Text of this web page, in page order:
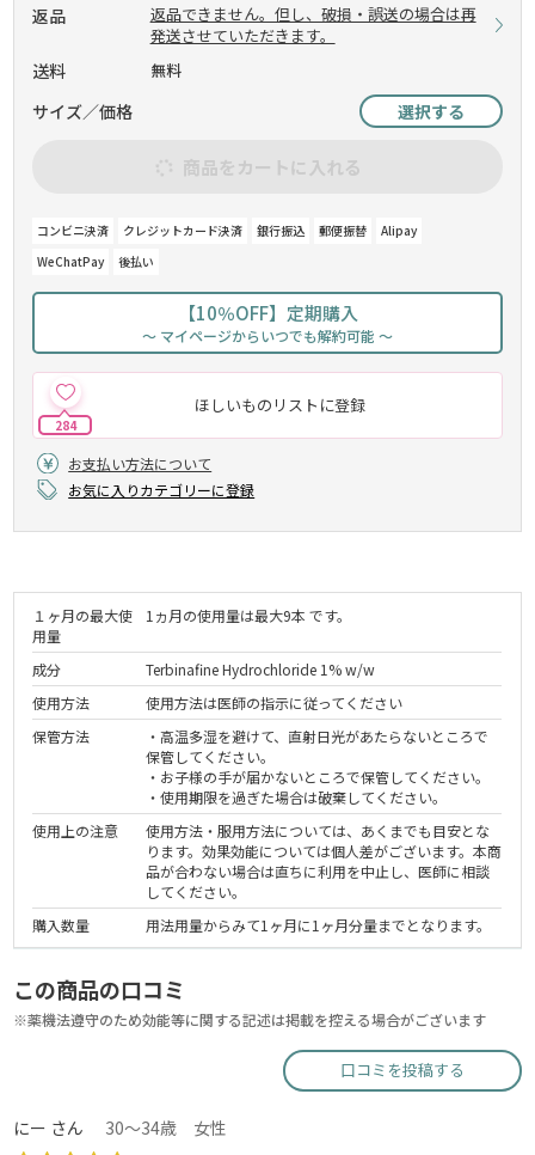
返品
返品できません。但し、破損・誤送の場合は再
発送させていただきます。
送料 無料
サイズ／価格 選択する
商品をカートに入れる
コンビニ決済 クレジットカード決済 銀行振込 郵便振替
Alipay
WeChatPay
後払い
【10％OFF】定期購入
～ マイページからいつでも解約可能 ～
ほしいものリストに登録
284
お支払い方法について
お気に入りカテゴリーに登録
１ヶ月の最大使
用量
1ヵ月の使用量は最大9本 です。
成分
Terbinafine Hydrochloride 1% w/w
使用方法
使用方法は医師の指示に従ってください
保管方法
・高温多湿を避けて、直射日光があたらないところで
保管してください。
・お子様の手が届かないところで保管してください。
・使用期限を過ぎた場合は破棄してください。
使用上の注意
使用方法・服用方法については、あくまでも目安とな
ります。効果効能については個人差がございます。本商
品が合わない場合は直ちに利用を中止し、医師に相談
してください。
購入数量
用法用量からみて1ヶ月に1ヶ月分量までとなります。
この商品の口コミ
※薬機法遵守のため効能等に関する記述は掲載を控える場合がございます
口コミを投稿する
にー さん 30～34歳 女性